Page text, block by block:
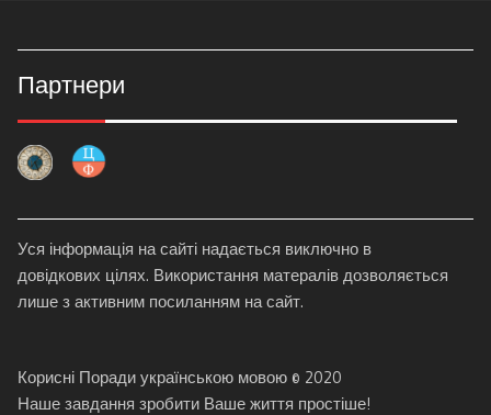
Партнери
Уся інформація на сайті надається виключно в
довідкових цілях. Використання матералів дозволяється
лише з активним посиланням на сайт.
Корисні Поради українською мовою © 2020
Наше завдання зробити Ваше життя простіше!